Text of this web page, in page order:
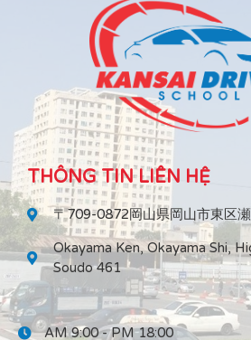
THÔNG TIN LIÊN HỆ
〒709-0872岡山県岡山市東区
Okayama Ken, Okayama Shi,
Soudo 461
AM 9:00 - PM 18:00